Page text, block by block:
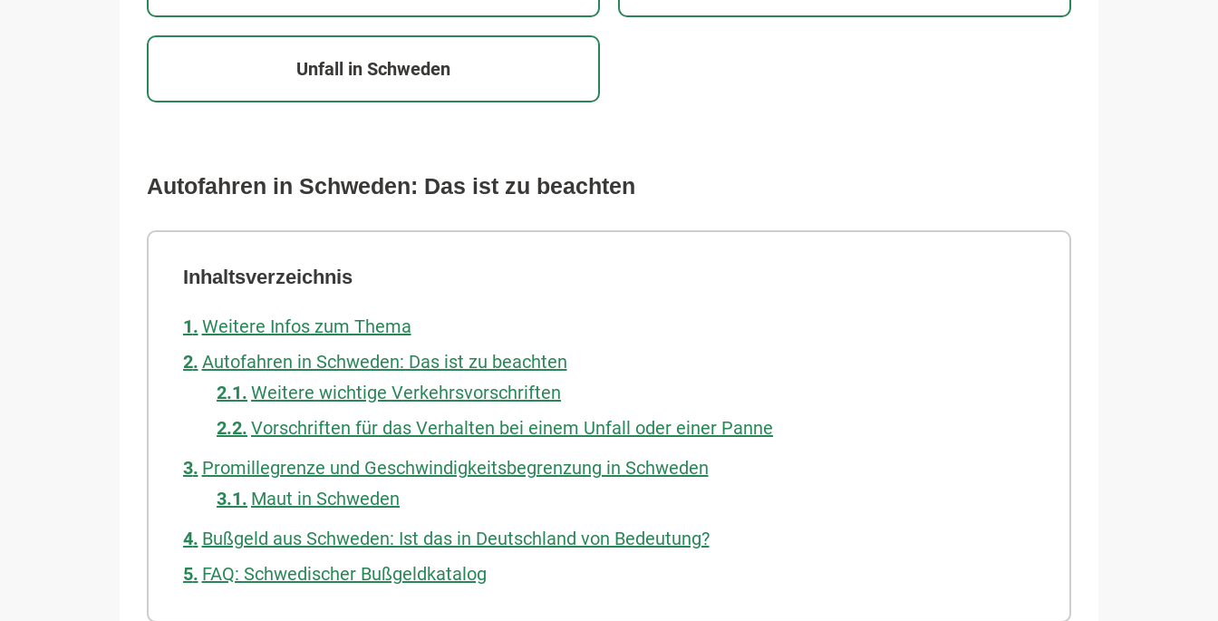
Unfall in Schweden
Autofahren in Schweden: Das ist zu beachten
Inhaltsverzeichnis
Weitere Infos zum Thema
Autofahren in Schweden: Das ist zu beachten
Weitere wichtige Verkehrsvorschriften
Vorschriften für das Verhalten bei einem Unfall oder einer Panne
Promillegrenze und Geschwindigkeitsbegrenzung in Schweden
Maut in Schweden
Bußgeld aus Schweden: Ist das in Deutschland von Bedeutung?
FAQ: Schwedischer Bußgeldkatalog